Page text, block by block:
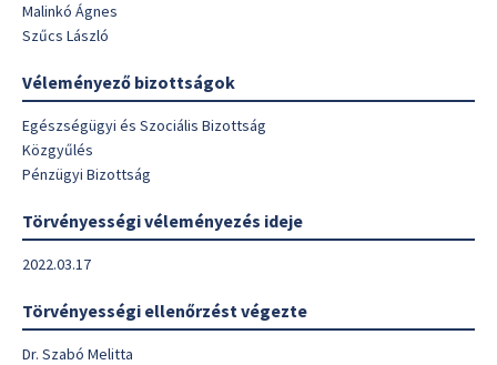
Malinkó Ágnes
Szűcs László
Véleményező bizottságok
Egészségügyi és Szociális Bizottság
Közgyűlés
Pénzügyi Bizottság
Törvényességi véleményezés ideje
2022.03.17
Törvényességi ellenőrzést végezte
Dr. Szabó Melitta